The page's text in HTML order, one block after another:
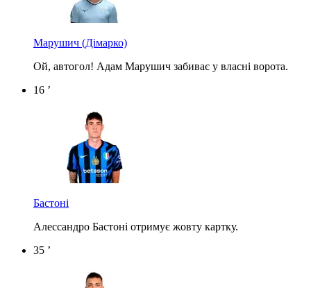
Марушич (Дімарко)
Ой, автогол! Адам Марушич забиває у власні ворота.
16 ’
Бастоні
Алессандро Бастоні отримує жовту картку.
35 ’